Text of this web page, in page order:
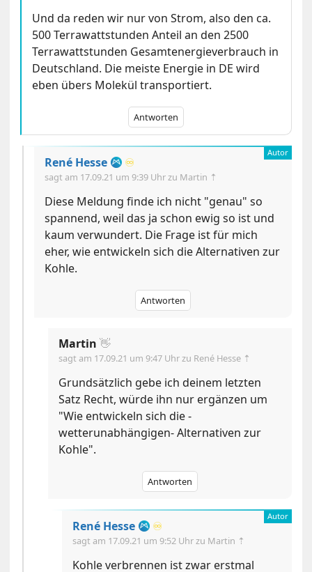
Und da reden wir nur von Strom, also den ca.
500 Terrawattstunden Anteil an den 2500
Terrawattstunden Gesamtenergieverbrauch in
Deutschland. Die meiste Energie in DE wird
eben übers Molekül transportiert.
Antworten
René Hesse ♾️
sagt am 17.09.21 um 9:39 Uhrzu Martin ⇡
Diese Meldung finde ich nicht "genau" so
spannend, weil das ja schon ewig so ist und
kaum verwundert. Die Frage ist für mich
eher, wie entwickeln sich die Alternativen zur
Kohle.
Antworten
Martin 👋
sagt am 17.09.21 um 9:47 Uhrzu René Hesse ⇡
Grundsätzlich gebe ich deinem letzten
Satz Recht, würde ihn nur ergänzen um
"Wie entwickeln sich die -
wetterunabhängigen- Alternativen zur
Kohle".
Antworten
René Hesse ♾️
sagt am 17.09.21 um 9:52 Uhrzu Martin ⇡
Kohle verbrennen ist zwar erstmal